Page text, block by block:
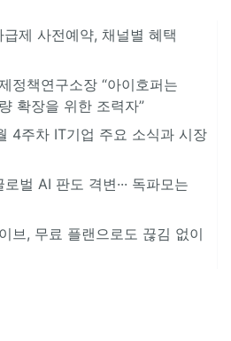
제 사전예약, 채널별 혜택
정책연구소장 “아이호퍼는
확장을 위한 조력자”
4주차 IT기업 주요 소식과 시장
벌 AI 판도 격변··· 독파모는
브, 무료 플랜으로도 끊김 없이